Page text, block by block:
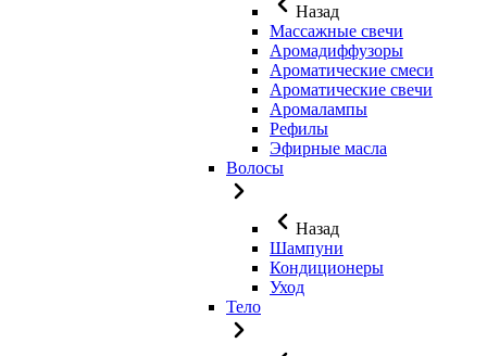
Назад
Массажные свечи
Аромадиффузоры
Ароматические смеси
Ароматические свечи
Аромалампы
Рефилы
Эфирные масла
Волосы
Назад
Шампуни
Кондиционеры
Уход
Тело